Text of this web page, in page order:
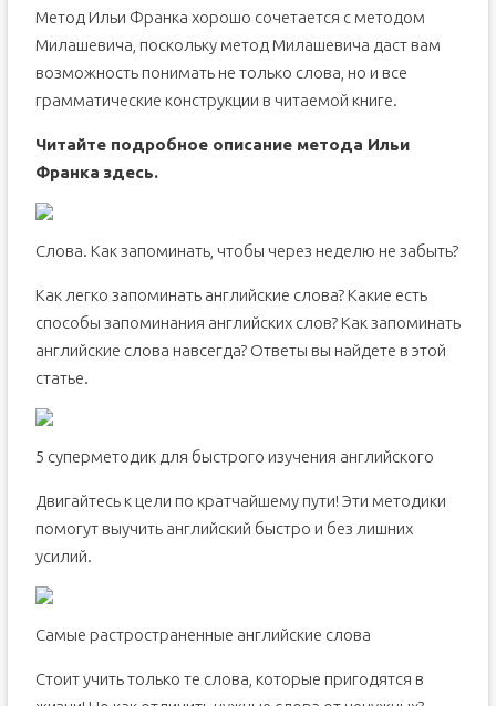
Метод Ильи Франка хорошо сочетается с методом
Милашевича, поскольку метод Милашевича даст вам
возможность понимать не только слова, но и все
грамматические конструкции в читаемой книге.
Читайте подробное описание метода Ильи
Франка здесь.
Слова. Как запоминать, чтобы через неделю не забыть?
Как легко запоминать английские слова? Какие есть
способы запоминания английских слов? Как запоминать
английские слова навсегда? Ответы вы найдете в этой
статье.
5 суперметодик для быстрого изучения английского
Двигайтесь к цели по кратчайшему пути! Эти методики
помогут выучить английский быстро и без лишних
усилий.
Самые растространенные английские слова
Стоит учить только те слова, которые пригодятся в